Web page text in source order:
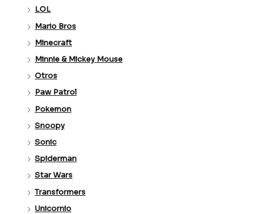
LOL
Mario Bros
Minecraft
Minnie & Mickey Mouse
Otros
Paw Patrol
Pokemon
Snoopy
Sonic
Spiderman
Star Wars
Transformers
Unicornio